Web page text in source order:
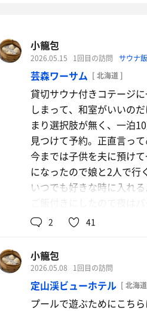
小籠包
2026.05.15 1回目の訪問 サウナ飯
芸森ワーサム [ 北海道 ]
貸切サウナ付きコテージ
しまって、和室がいいの
まり選択肢が無く、一泊
見つけて予約。正直言っ
今までは子供を夫に預け
になったので娘と2人で行
いつでも好きな時に入れ
ご飯付きにしたので夜は
になっててとっても美味
すごく綺麗でスタッフの
い！！
2 41
小籠包
2026.05.08 1回目の訪問
定山渓ビューホテル [ 北海
プールで遊ぶためにこち